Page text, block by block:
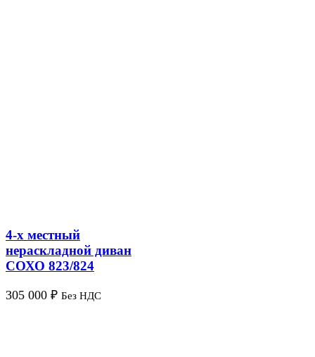
4-х местный
нераскладной диван
СОХО 823/824
305 000 ₽ Без НДС